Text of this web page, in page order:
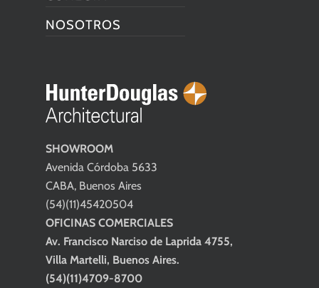
SHOWROOM
Avenida Córdoba 5633
CABA, Buenos Aires
(54)(11)45420504
OFICINAS COMERCIALES
Av. Francisco Narciso de Laprida 4755,
Villa Martelli, Buenos Aires.
(54)(11)4709-8700
NOSOTROS